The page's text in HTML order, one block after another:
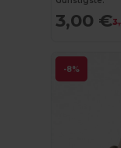
3,00 €
-8%